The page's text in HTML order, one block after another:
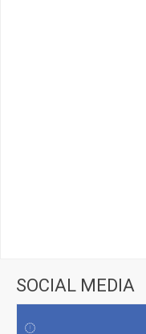
SOCIAL MEDIA